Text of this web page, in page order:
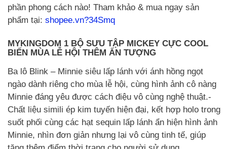
phần phong cách nào! Tham khảo & mua ngay sản
phẩm tại: shopee.vn?34Smq
MYKINGDOM 1 BỘ SƯU TẬP MICKEY CỰC COOL
BIẾN MÙA LỄ HỘI THÊM ẤN TƯỢNG
Ba lô Blink – Minnie siêu lấp lánh với ánh hồng ngọt
ngào dành riêng cho mùa lễ hội, cùng hình ảnh cô nàng
Minnie đáng yêu được cách điệu vô cùng nghệ thuật.-
Chất liệu simili ép kim tuyến hiện đại, kết hợp holo trong
suốt phối cùng các hạt sequin lấp lánh ẩn hiện hình ảnh
Minnie, nhìn đơn giản nhưng lại vô cùng tinh tế, giúp